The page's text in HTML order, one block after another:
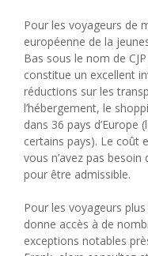
Pour les voyageurs de
européenne de la
Bas sous le nom de
constitue un excellent
réductions sur les
l’hébergement, le
dans 36 pays d’Europe
certains pays). Le coût
vous n’avez pas besoin
pour être admissible.
Pour les voyageurs
donne accès à de
exceptions notables